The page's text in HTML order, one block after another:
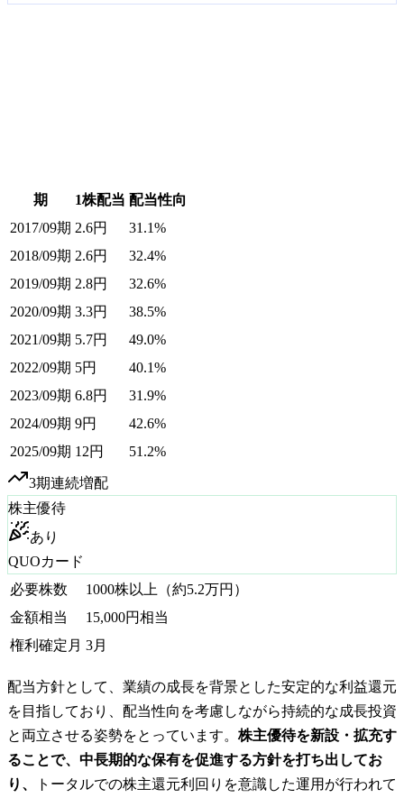
期 1株配当 配当性向
2017/09期 2.6円
31.1%
2018/09期 2.6円
32.4%
2019/09期 2.8円
32.6%
2020/09期 3.3円
38.5%
2021/09期 5.7円
49.0%
2022/09期 5円
40.1%
2023/09期 6.8円
31.9%
2024/09期 9円
42.6%
2025/09期 12円 51.2%
3期連続増配
株主優待
あり
QUOカード
必要株数
1000株以上
（約5.2万円）
金額相当
15,000円相当
権利確定月 3月
配当方針として、業績の成長を背景とした安定的な利益還元
を目指しており、配当性向を考慮しながら持続的な成長投資
と両立させる姿勢をとっています。 株主優待を新設・拡充す
ることで、中長期的な保有を促進する方針を打ち出してお
り、
トータルでの株主還元利回りを意識した運用が行われて